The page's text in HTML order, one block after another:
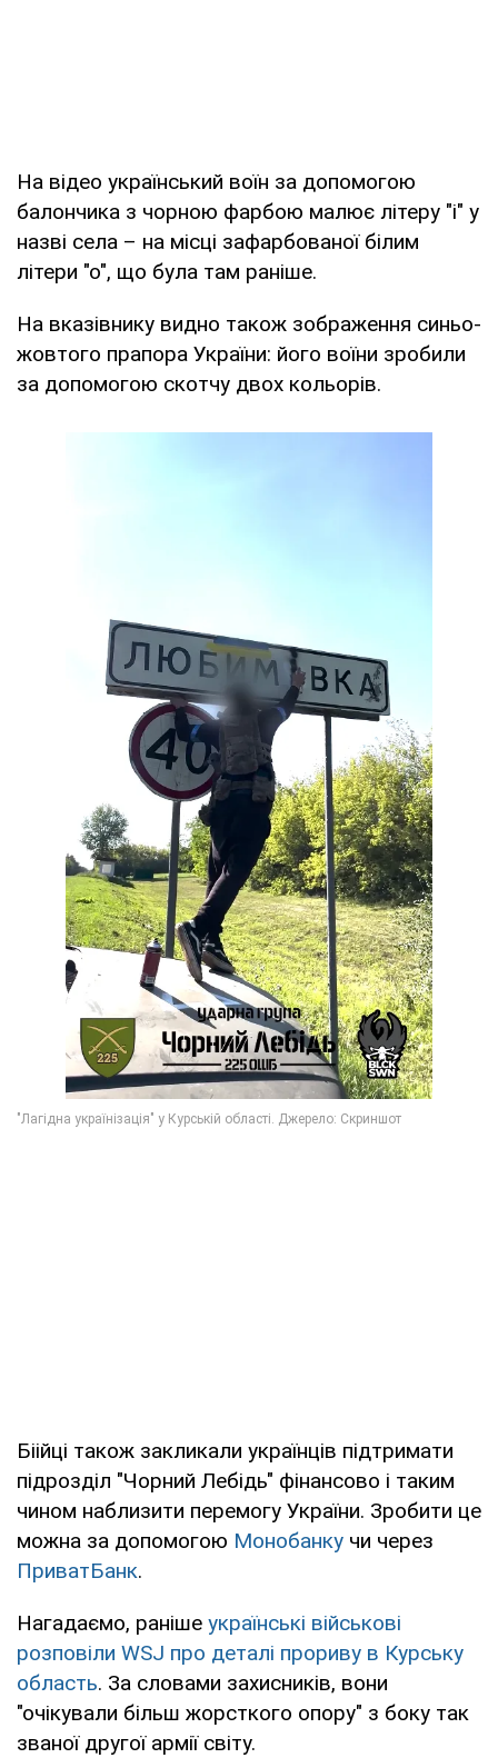
На відео український воїн за допомогою
балончика з чорною фарбою малює літеру "і" у
назві села – на місці зафарбованої білим
літери "о", що була там раніше.
На вказівнику видно також зображення синьо-
жовтого прапора України: його воїни зробили
за допомогою скотчу двох кольорів.
Біійці також закликали українців підтримати
підрозділ "Чорний Лебідь" фінансово і таким
чином наблизити перемогу України. Зробити це
можна за допомогою Монобанку чи через
ПриватБанк.
Нагадаємо, раніше українські військові
розповіли WSJ про деталі прориву в Курську
область. За словами захисників, вони
"очікували більш жорсткого опору" з боку так
званої другої армії світу.